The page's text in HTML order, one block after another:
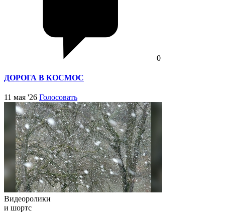
0
ДОРОГА В КОСМОС
11 мая '26 Голосовать
Видеоролики
и шортс